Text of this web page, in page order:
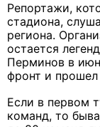
Репортажи,
стадиона,
региона.
остается
Перминов в
фронт и
Если в первом
команд, то